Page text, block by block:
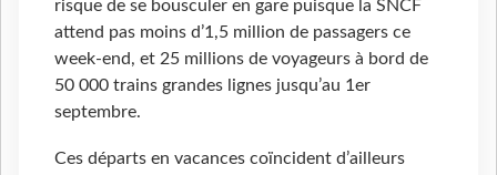
risque de se bousculer en gare puisque la SNCF
attend pas moins d’1,5 million de passagers ce
week-end, et 25 millions de voyageurs à bord de
50 000 trains grandes lignes jusqu’au 1er
septembre.
Ces départs en vacances coïncident d’ailleurs